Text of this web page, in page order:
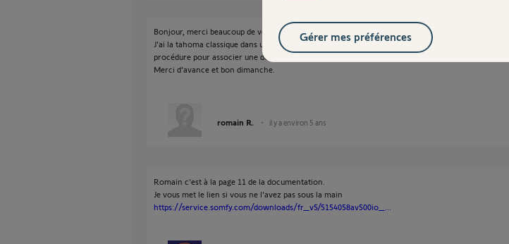
Bonjour, merci beaucoup de vous préoccuper de mon "problème".
J'ai la tahoma classique dans un premier temps et est ce que vous pouvez me donnez la
procédure pour associer une des 5 fonctions IO du V500 au Portail svp?
Merci d'avance et bon dimanche.
romain R. il y a environ 5 ans
Romain c'est à la page 11 de la documentation.
Je vous met le lien si vous ne l'avez pas sous la main
https://service.somfy.com/downloads/fr_v5/5154058av500io_...
Gérer mes préférences